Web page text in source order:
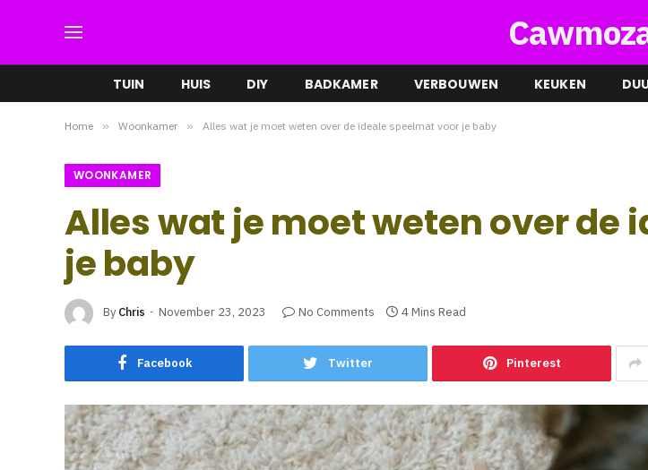
TUIN HUIS DIY BADKAMER VERBOUWEN KEUKEN
Home » Woonkamer » Alles wat je moet weten over de ideale speelmat voor je baby
WOONKAMER
Alles wat je moet weten over de
je baby
By Chris November 23, 2023 No Comments 4 Mins Read
Facebook Twitter Pinterest